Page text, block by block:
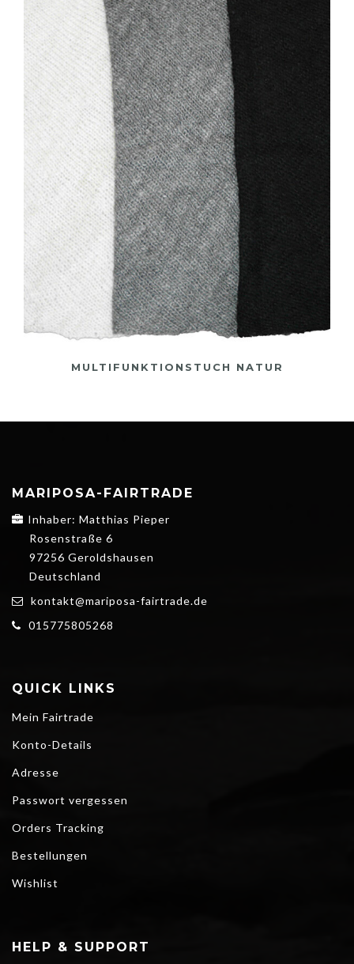
MULTIFUNKTIONSTUCH NATUR
MARIPOSA-FAIRTRADE
Inhaber: Matthias Pieper
Rosenstraße 6
97256 Geroldshausen
Deutschland
kontakt@mariposa-fairtrade.de
015775805268
QUICK LINKS
Mein Fairtrade
Konto-Details
Adresse
Passwort vergessen
Orders Tracking
Bestellungen
Wishlist
HELP & SUPPORT